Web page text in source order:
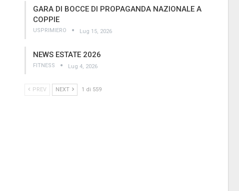
GARA DI BOCCE DI PROPAGANDA NAZIONALE A
COPPIE
USPRIMIERO Lug 15, 2026
NEWS ESTATE 2026
FITNESS Lug 4, 2026
PREV NEXT 1 di 559